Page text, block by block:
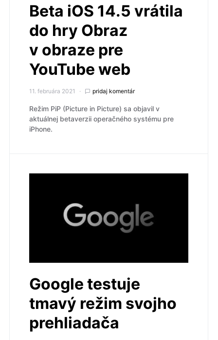
Beta iOS 14.5 vrátila
do hry Obraz
v obraze pre
YouTube web
11. februára 2021 pridaj komentár
Režim PiP (Picture in Picture) sa objavil v
aktuálnej betaverzii operačného systému pre
iPhone.
Google testuje
tmavý režim svojho
prehliadača